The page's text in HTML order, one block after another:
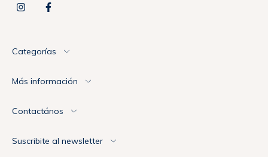
Categorías
Más información
Contactános
Suscribite al newsletter